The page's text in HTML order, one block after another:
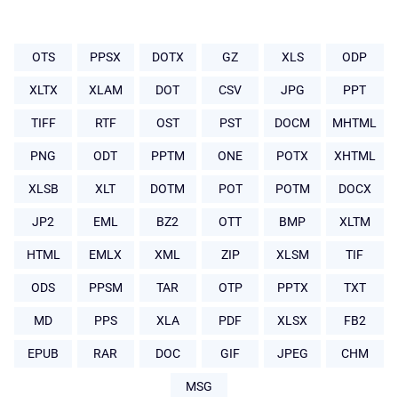
OTS PPSX DOTX GZ XLS ODP
XLTX XLAM DOT CSV JPG PPT
TIFF RTF OST PST DOCM MHTML
PNG ODT PPTM ONE POTX XHTML
XLSB XLT DOTM POT POTM DOCX
JP2 EML BZ2 OTT BMP XLTM
HTML EMLX XML ZIP XLSM TIF
ODS PPSM TAR OTP PPTX TXT
MD PPS XLA PDF XLSX FB2
EPUB RAR DOC GIF JPEG CHM
MSG